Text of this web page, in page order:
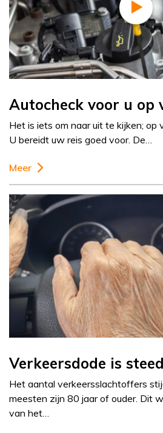
Autocheck voor u op
Het is iets om naar uit te kijken; op
U bereidt uw reis goed voor. De…
Meer
Verkeersdode is
Het aantal verkeersslachtoffers
meesten zijn 80 jaar of ouder. Dit
van het…